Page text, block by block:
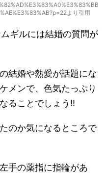
より引用
ギルには結婚の質問が
結婚や熱愛が話題にな
メンで、色気たっぷり
ることでしょう!!
のか気になるところで
手の薬指に指輪があ